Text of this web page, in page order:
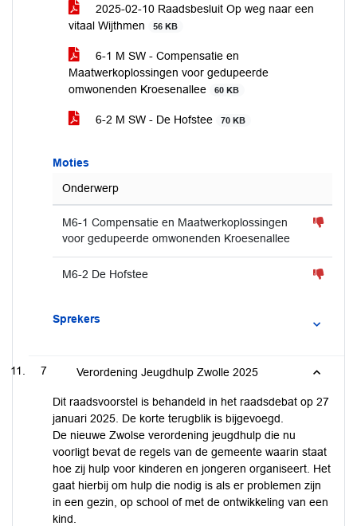
2025-02-10 Raadsbesluit Op weg naar een
vitaal Wijthmen
56 KB
6-1 M SW - Compensatie en
Maatwerkoplossingen voor gedupeerde
omwonenden Kroesenallee
60 KB
6-2 M SW - De Hofstee 70 KB
Moties
Onderwerp
M6-1 Compensatie en Maatwerkoplossingen
voor gedupeerde omwonenden Kroesenallee
M6-2 De Hofstee
Sprekers
7 Verordening Jeugdhulp Zwolle 2025
Dit raadsvoorstel is behandeld in het raadsdebat op 27
januari 2025. De korte terugblik is bijgevoegd.
De nieuwe Zwolse verordening jeugdhulp die nu
voorligt bevat de regels van de gemeente waarin staat
hoe zij hulp voor kinderen en jongeren organiseert. Het
gaat hierbij om hulp die nodig is als er problemen zijn
in een gezin, op school of met de ontwikkeling van een
kind.